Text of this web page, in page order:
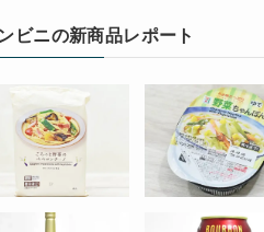
ビニの新商品レポート